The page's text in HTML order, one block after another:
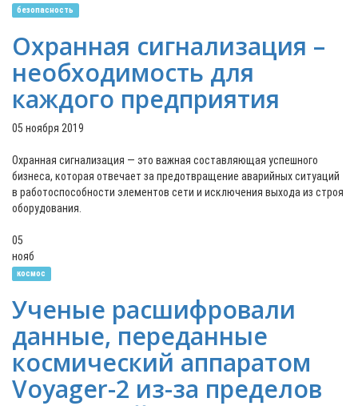
безопасность
Охранная сигнализация –
необходимость для
каждого предприятия
05 ноября 2019
Охранная сигнализация — это важная составляющая успешного
бизнеса, которая отвечает за предотвращение аварийных ситуаций
в работоспособности элементов сети и исключения выхода из строя
оборудования.
05
нояб
космос
Ученые расшифровали
данные, переданные
космический аппаратом
Voyager-2 из-за пределов